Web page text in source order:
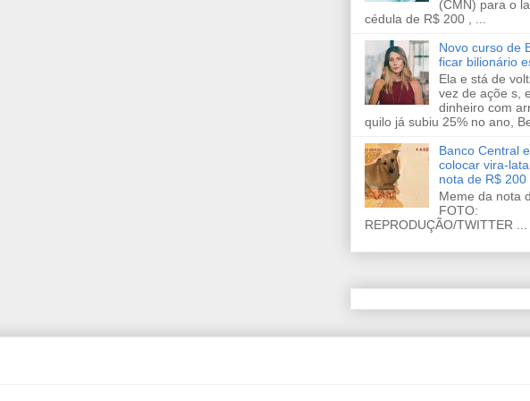
(CMN) para o
cédula de R$ 200 , ...
Novo curso de
ficar bilionário
Ela e stá de
vez de açõe s,
dinheiro com
quilo já subiu 25% no ano,
Banco Central
colocar vira-
nota de R$ 200
Meme da nota
FOTO:
REPRODUÇÃO/TWITTER ...